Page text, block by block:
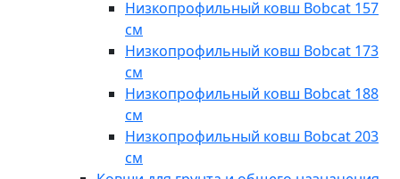
Низкопрофильный ковш Bobcat 157
см
Низкопрофильный ковш Bobcat 173
см
Низкопрофильный ковш Bobcat 188
см
Низкопрофильный ковш Bobcat 203
см